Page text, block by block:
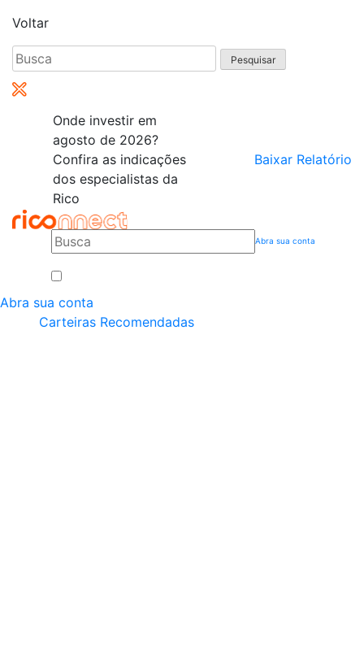
Voltar
Pesquisar
por:
Onde investir em
agosto de 2026?
Confira as indicações
dos especialistas da
Rico
Baixar Relatório
Abra sua conta
Abra sua conta
Carteiras Recomendadas